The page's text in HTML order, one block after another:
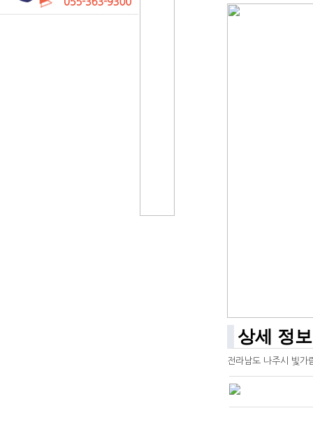
상세 정보
전라남도 나주시 빛